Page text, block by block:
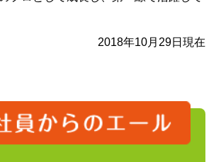
2018年10月29日現在